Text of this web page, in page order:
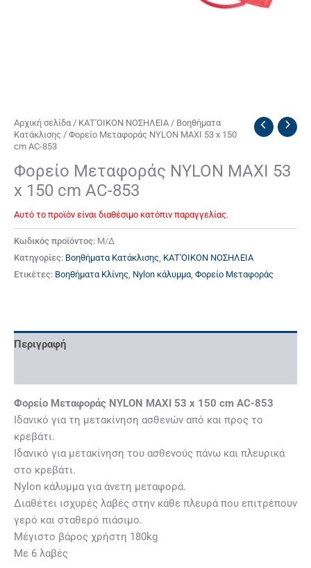
Αρχική σελίδα / ΚΑΤ'ΟΙΚΟΝ ΝΟΣΗΛΕΙΑ / Βοηθήματα
Κατάκλισης / Φορείο Μεταφοράς NYLON MAXI 53 x 150
cm AC-853
Φορείο Μεταφοράς NYLON MAXI 53
x 150 cm AC-853
Αυτό το προϊόν είναι διαθέσιμο κατόπιν παραγγελίας.
Κωδικός προϊόντος: Μ/Δ
Κατηγορίες: Βοηθήματα Κατάκλισης, ΚΑΤ'ΟΙΚΟΝ ΝΟΣΗΛΕΙΑ
Ετικέτες: Βοηθήματα Κλίνης, Νylon κάλυμμα, Φορείο Μεταφοράς
Περιγραφή
Φορείο Μεταφοράς NYLON MAXI 53 x 150 cm AC-853
Ιδανικό για τη μετακίνηση ασθενών από και προς το
κρεβάτι.
Ιδανικό για μετακίνηση του ασθενούς πάνω και πλευρικά
στο κρεβάτι.
Νylon κάλυμμα για άνετη μεταφορά.
Διαθέτει ισχυρές λαβές στην κάθε πλευρά που επιτρέπουν
γερό και σταθερό πιάσιμο.
Μέγιστο βάρος χρήστη 180kg
Με 6 λαβές